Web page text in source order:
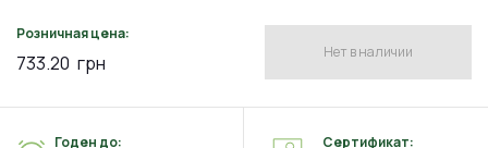
Розничная цена:
733.20 грн Нет в наличии
Годен до: Сертификат: